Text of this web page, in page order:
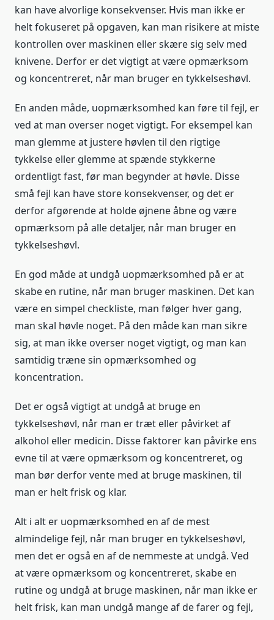
kan have alvorlige konsekvenser. Hvis man ikke er
helt fokuseret på opgaven, kan man risikere at miste
kontrollen over maskinen eller skære sig selv med
knivene. Derfor er det vigtigt at være opmærksom
og koncentreret, når man bruger en tykkelseshøvl.
En anden måde, uopmærksomhed kan føre til fejl, er
ved at man overser noget vigtigt. For eksempel kan
man glemme at justere høvlen til den rigtige
tykkelse eller glemme at spænde stykkerne
ordentligt fast, før man begynder at høvle. Disse
små fejl kan have store konsekvenser, og det er
derfor afgørende at holde øjnene åbne og være
opmærksom på alle detaljer, når man bruger en
tykkelseshøvl.
En god måde at undgå uopmærksomhed på er at
skabe en rutine, når man bruger maskinen. Det kan
være en simpel checkliste, man følger hver gang,
man skal høvle noget. På den måde kan man sikre
sig, at man ikke overser noget vigtigt, og man kan
samtidig træne sin opmærksomhed og
koncentration.
Det er også vigtigt at undgå at bruge en
tykkelseshøvl, når man er træt eller påvirket af
alkohol eller medicin. Disse faktorer kan påvirke ens
evne til at være opmærksom og koncentreret, og
man bør derfor vente med at bruge maskinen, til
man er helt frisk og klar.
Alt i alt er uopmærksomhed en af de mest
almindelige fejl, når man bruger en tykkelseshøvl,
men det er også en af de nemmeste at undgå. Ved
at være opmærksom og koncentreret, skabe en
rutine og undgå at bruge maskinen, når man ikke er
helt frisk, kan man undgå mange af de farer og fejl,